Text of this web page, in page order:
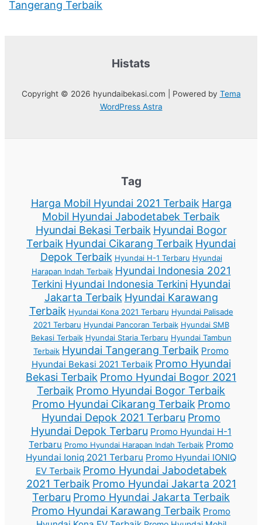
Tangerang Terbaik
Histats
Copyright © 2026 hyundaibekasi.com | Powered by Tema
WordPress Astra
Tag
Harga Mobil Hyundai 2021 Terbaik Harga
Mobil Hyundai Jabodetabek Terbaik
Hyundai Bekasi Terbaik Hyundai Bogor
Terbaik Hyundai Cikarang Terbaik Hyundai
Depok Terbaik Hyundai H-1 Terbaru Hyundai
Harapan Indah Terbaik Hyundai Indonesia 2021
Terkini Hyundai Indonesia Terkini Hyundai
Jakarta Terbaik Hyundai Karawang
Terbaik Hyundai Kona 2021 Terbaru Hyundai Palisade
2021 Terbaru Hyundai Pancoran Terbaik Hyundai SMB
Bekasi Terbaik Hyundai Staria Terbaru Hyundai Tambun
Terbaik Hyundai Tangerang Terbaik Promo
Hyundai Bekasi 2021 Terbaik Promo Hyundai
Bekasi Terbaik Promo Hyundai Bogor 2021
Terbaik Promo Hyundai Bogor Terbaik
Promo Hyundai Cikarang Terbaik Promo
Hyundai Depok 2021 Terbaru Promo
Hyundai Depok Terbaru Promo Hyundai H-1
Terbaru Promo Hyundai Harapan Indah Terbaik Promo
Hyundai Ioniq 2021 Terbaru Promo Hyundai IONIQ
EV Terbaik Promo Hyundai Jabodetabek
2021 Terbaik Promo Hyundai Jakarta 2021
Terbaru Promo Hyundai Jakarta Terbaik
Promo Hyundai Karawang Terbaik Promo